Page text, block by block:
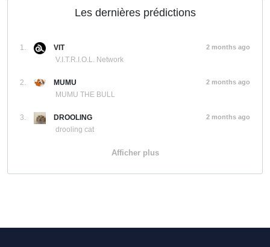
Les dernières prédictions
1.
VIT
V.I.T.R.I.O.L. Network
2 months ago
2.
MUMU
MUMU THE BULL
2 months ago
3.
DROOLING
drooling cat
2 months ago
Afficher plus